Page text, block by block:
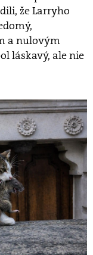
že Larryho
a nulovým
láskavý, ale nie